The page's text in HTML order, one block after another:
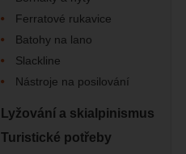
Ferratové rukavice
Batohy na lano
Slackline
Nástroje na posilování
Lyžování a skialpinismus
Turistické potřeby